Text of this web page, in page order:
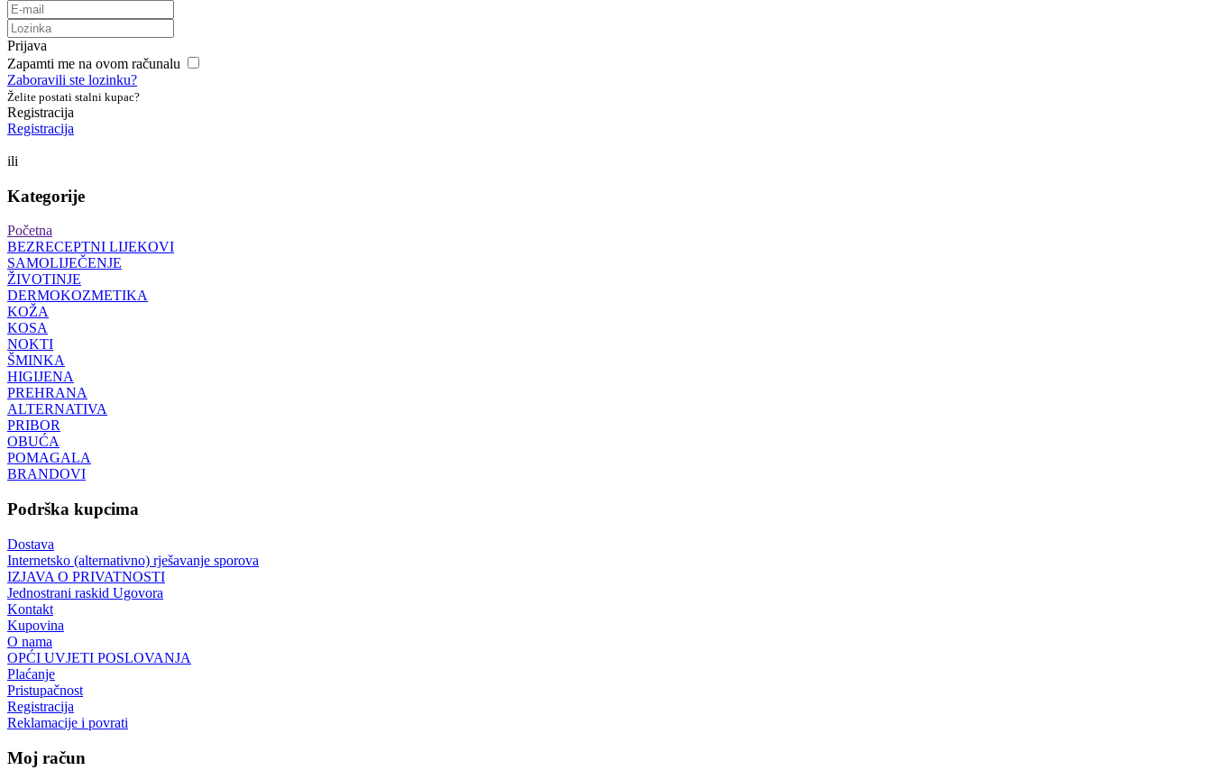
Prijava
Zapamti me na ovom računalu
Zaboravili ste lozinku?
Želite postati stalni kupac?
Registracija
Registracija
ili
Kategorije
Početna
BEZRECEPTNI LIJEKOVI
SAMOLIJEČENJE
ŽIVOTINJE
DERMOKOZMETIKA
KOŽA
KOSA
NOKTI
ŠMINKA
HIGIJENA
PREHRANA
ALTERNATIVA
PRIBOR
OBUĆA
POMAGALA
BRANDOVI
Podrška kupcima
Dostava
Internetsko (alternativno) rješavanje sporova
IZJAVA O PRIVATNOSTI
Jednostrani raskid Ugovora
Kontakt
Kupovina
O nama
OPĆI UVJETI POSLOVANJA
Plaćanje
Pristupačnost
Registracija
Reklamacije i povrati
Moj račun